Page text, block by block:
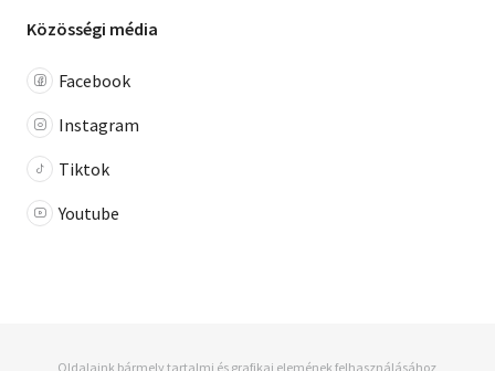
Közösségi média
Facebook
Instagram
Tiktok
Youtube
Oldalaink bármely tartalmi és grafikai elemének felhasználásához